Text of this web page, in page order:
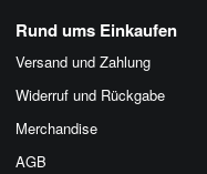
Rund ums Einkaufen
Versand und Zahlung
Widerruf und Rückgabe
Merchandise
AGB